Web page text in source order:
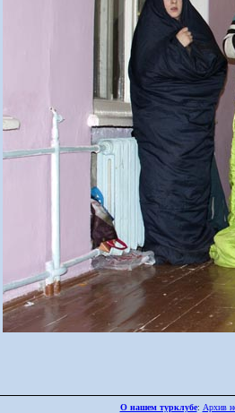
О нашем турклубе: Архив